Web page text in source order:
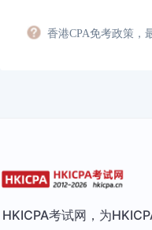
香港CPA免考政策，
HKICPA考试网，为